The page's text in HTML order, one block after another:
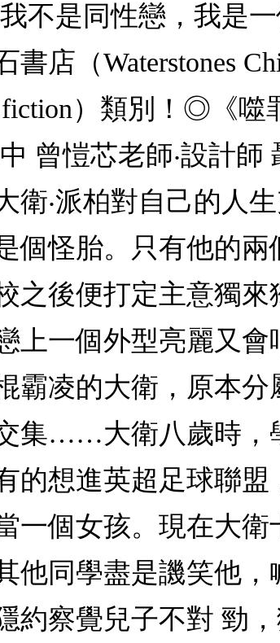
不是同性戀，我是
書店（Waterstones
fiction）類別！◎《
曾愷芯老師‧設計
衛‧派柏對自己的人
個怪胎。只有他的
之後便打定主意獨
上一個外型亮麗又
霸凌的大衛，原本
集……大衛八歲時，
的想進英超足球聯
一個女孩。現在大
他同學盡是譏笑他，
約察覺兒子不對 勁